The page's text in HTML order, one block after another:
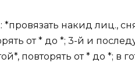
*провязать накид лиц.,
от * до *; 3-й и
повторять от * до *; в